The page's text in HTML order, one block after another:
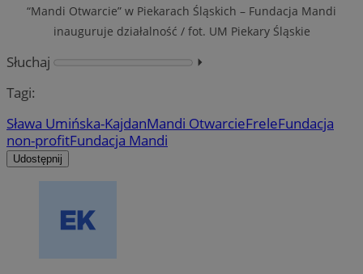
“Mandi Otwarcie” w Piekarach Śląskich – Fundacja Mandi
inauguruje działalność / fot. UM Piekary Śląskie
Słuchaj
⏵︎
Tagi:
Sława Umińska-KajdanMandi OtwarcieFreleFundacja
non-profitFundacja Mandi
Udostępnij